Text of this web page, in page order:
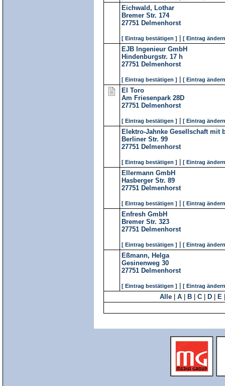
Eichwald, Lothar
Bremer Str. 174
27751 Delmenhorst
[ Eintrag bestätigen ] [ Eintrag
EJB Ingenieur GmbH
Hindenburgstr. 17 h
27751 Delmenhorst
[ Eintrag bestätigen ] [ Eintrag
El Toro
Am Friesenpark 28D
27751 Delmenhorst
[ Eintrag bestätigen ] [ Eintrag
Elektro-Jahnke Gesellschaft mit
Berliner Str. 99
27751 Delmenhorst
[ Eintrag bestätigen ] [ Eintrag
Ellermann GmbH
Hasberger Str. 89
27751 Delmenhorst
[ Eintrag bestätigen ] [ Eintrag
Enfresh GmbH
Bremer Str. 323
27751 Delmenhorst
[ Eintrag bestätigen ] [ Eintrag
Eßmann, Helga
Gesinenweg 30
27751 Delmenhorst
[ Eintrag bestätigen ] [ Eintrag
Alle A B C D E